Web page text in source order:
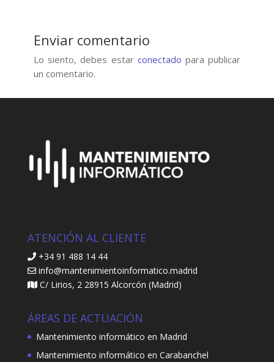
Enviar comentario
Lo siento, debes estar conectado para publicar
un comentario.
ATENCIÓN AL CLIENTE
+34 91 488 14 44
info@mantenimientoinformatico.madrid
C/ Lirios, 2 28915 Alcorcón (Madrid)
ÁREAS DE ACTUACIÓN
Mantenimiento informático en Madrid
Mantenimiento informático en Carabanchel